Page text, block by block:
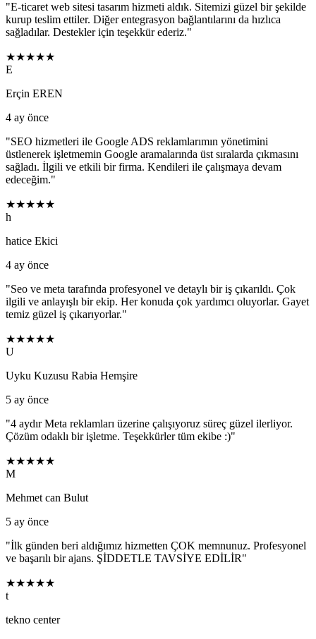
"E-ticaret web sitesi tasarım hizmeti aldık. Sitemizi güzel bir şekilde
kurup teslim ettiler. Diğer entegrasyon bağlantılarını da hızlıca
sağladılar. Destekler için teşekkür ederiz."
★★★★★
E
Erçin EREN
4 ay önce
"SEO hizmetleri ile Google ADS reklamlarımın yönetimini
üstlenerek işletmemin Google aramalarında üst sıralarda çıkmasını
sağladı. İlgili ve etkili bir firma. Kendileri ile çalışmaya devam
edeceğim."
★★★★★
h
hatice Ekici
4 ay önce
"Seo ve meta tarafında profesyonel ve detaylı bir iş çıkarıldı. Çok
ilgili ve anlayışlı bir ekip. Her konuda çok yardımcı oluyorlar. Gayet
temiz güzel iş çıkarıyorlar."
★★★★★
U
Uyku Kuzusu Rabia Hemşire
5 ay önce
"4 aydır Meta reklamları üzerine çalışıyoruz süreç güzel ilerliyor.
Çözüm odaklı bir işletme. Teşekkürler tüm ekibe :)"
★★★★★
M
Mehmet can Bulut
5 ay önce
"İlk günden beri aldığımız hizmetten ÇOK memnunuz. Profesyonel
ve başarılı bir ajans. ŞİDDETLE TAVSİYE EDİLİR"
★★★★★
t
tekno center